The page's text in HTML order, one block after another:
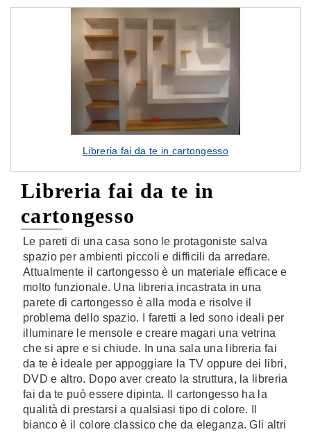
Libreria fai da te in cartongesso
Libreria fai da te in
cartongesso
Le pareti di una casa sono le protagoniste salva
spazio per ambienti piccoli e difficili da arredare.
Attualmente il cartongesso è un materiale efficace e
molto funzionale. Una libreria incastrata in una
parete di cartongesso è alla moda e risolve il
problema dello spazio. I faretti a led sono ideali per
illuminare le mensole e creare magari una vetrina
che si apre e si chiude. In una sala una libreria fai
da te è ideale per appoggiare la TV oppure dei libri,
DVD e altro. Dopo aver creato la struttura, la libreria
fai da te può essere dipinta. Il cartongesso ha la
qualità di prestarsi a qualsiasi tipo di colore. Il
bianco è il colore classico che da eleganza. Gli altri